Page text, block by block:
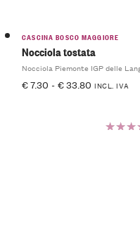
CASCINA BOSCO MAGGIORE
Nocciola tostata
Nocciola Piemonte IGP delle
€7.30 - €33.80 INCL. IVA